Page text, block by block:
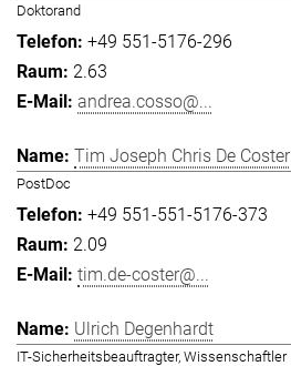
Doktorand
+49 551-5176-296
2.63
andrea.cosso@...
Tim Joseph Chris De Coster
PostDoc
+49 551-551-5176-373
2.09
tim.de-coster@...
Ulrich Degenhardt
IT-Sicherheitsbeauftragter, Wissenschaftler